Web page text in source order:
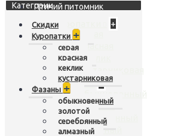
Птичий питомник
Куропатки
+
серая
кеклик
кустарниковая
Фазаны
+
золотой
серебрянный
алмазный
Категории
Скидки
Куропатки +
серая
красная
кеклик
кустарниковая
Фазаны +
обыкновенный
золотой
серебрянный
алмазный